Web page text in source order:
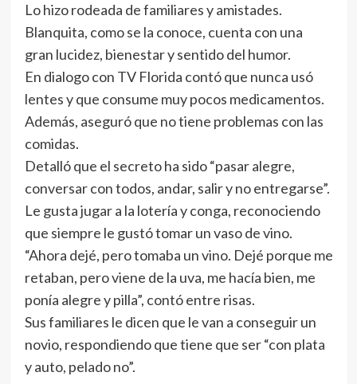
Lo hizo rodeada de familiares y amistades.
Blanquita, como se la conoce, cuenta con una
gran lucidez, bienestar y sentido del humor.
En dialogo con TV Florida contó que nunca usó
lentes y que consume muy pocos medicamentos.
Además, aseguró que no tiene problemas con las
comidas.
Detalló que el secreto ha sido “pasar alegre,
conversar con todos, andar, salir y no entregarse”.
Le gusta jugar a la lotería y conga, reconociendo
que siempre le gustó tomar un vaso de vino.
“Ahora dejé, pero tomaba un vino. Dejé porque me
retaban, pero viene de la uva, me hacía bien, me
ponía alegre y pilla”, contó entre risas.
Sus familiares le dicen que le van a conseguir un
novio, respondiendo que tiene que ser “con plata
y auto, pelado no”.